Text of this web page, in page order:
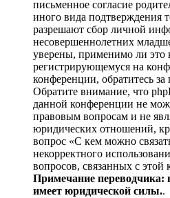
письменное согласие
иного вида подтверждения
разрешают сбор личной
несовершеннолетних
уверены, применимо ли это
регистрирующемуся на
конференции, обратитесь
Обратите внимание, что
данной конференции не
правовым вопросам и не
юридических отношений,
вопрос «С кем можно
некорректного
вопросов, связанных с этой
Примечание переводчика:
имеет юридической силы..